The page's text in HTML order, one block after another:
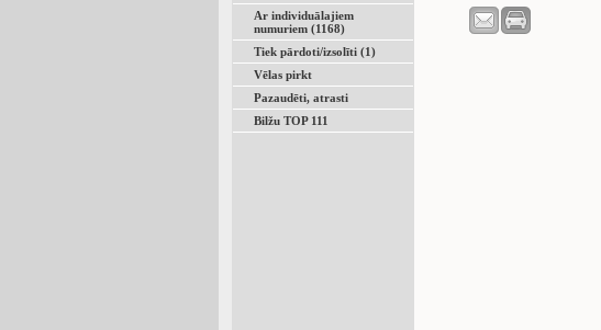
Ar individuālajiem
numuriem (1168)
Tiek pārdoti/izsolīti (1)
Vēlas pirkt
Pazaudēti, atrasti
Bilžu TOP 111